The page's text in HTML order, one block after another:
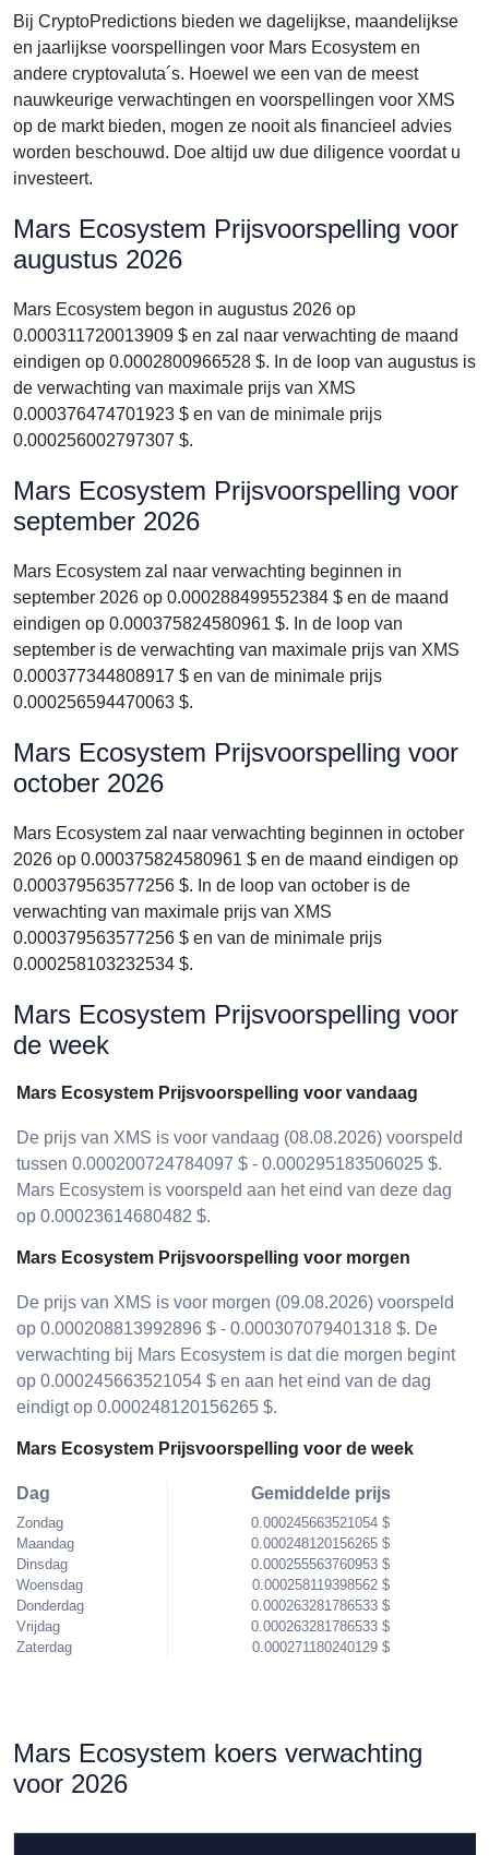
Bij CryptoPredictions bieden we dagelijkse, maandelijkse
en jaarlijkse voorspellingen voor Mars Ecosystem en
andere cryptovaluta´s. Hoewel we een van de meest
nauwkeurige verwachtingen en voorspellingen voor XMS
op de markt bieden, mogen ze nooit als financieel advies
worden beschouwd. Doe altijd uw due diligence voordat u
investeert.
Mars Ecosystem Prijsvoorspelling voor
augustus 2026
Mars Ecosystem begon in augustus 2026 op
0.000311720013909 $ en zal naar verwachting de maand
eindigen op 0.0002800966528 $. In de loop van augustus is
de verwachting van maximale prijs van XMS
0.000376474701923 $ en van de minimale prijs
0.000256002797307 $.
Mars Ecosystem Prijsvoorspelling voor
september 2026
Mars Ecosystem zal naar verwachting beginnen in
september 2026 op 0.000288499552384 $ en de maand
eindigen op 0.000375824580961 $. In de loop van
september is de verwachting van maximale prijs van XMS
0.000377344808917 $ en van de minimale prijs
0.000256594470063 $.
Mars Ecosystem Prijsvoorspelling voor
october 2026
Mars Ecosystem zal naar verwachting beginnen in october
2026 op 0.000375824580961 $ en de maand eindigen op
0.000379563577256 $. In de loop van october is de
verwachting van maximale prijs van XMS
0.000379563577256 $ en van de minimale prijs
0.000258103232534 $.
Mars Ecosystem Prijsvoorspelling voor
de week
Mars Ecosystem Prijsvoorspelling voor vandaag
De prijs van XMS is voor vandaag (08.08.2026) voorspeld
tussen 0.000200724784097 $ - 0.000295183506025 $.
Mars Ecosystem is voorspeld aan het eind van deze dag
op 0.00023614680482 $.
Mars Ecosystem Prijsvoorspelling voor morgen
De prijs van XMS is voor morgen (09.08.2026) voorspeld
op 0.000208813992896 $ - 0.000307079401318 $. De
verwachting bij Mars Ecosystem is dat die morgen begint
op 0.000245663521054 $ en aan het eind van de dag
eindigt op 0.000248120156265 $.
Mars Ecosystem Prijsvoorspelling voor de week
Dag
Zondag
Maandag
Dinsdag
Woensdag
Donderdag
Vrijdag
Zaterdag
Gemiddelde prijs
0.000245663521054 $
0.000248120156265 $
0.000255563760953 $
0.000258119398562 $
0.000263281786533 $
0.000263281786533 $
0.000271180240129 $
Mars Ecosystem koers verwachting
voor 2026